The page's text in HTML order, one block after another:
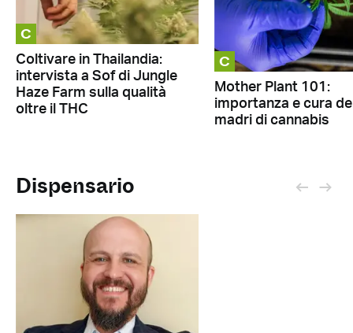
C
Coltivare in Thailandia:
intervista a Sof di Jungle
Haze Farm sulla qualità
oltre il THC
C
Mother Plant 101:
importanza e cura
madri di cannabis
Dispensario